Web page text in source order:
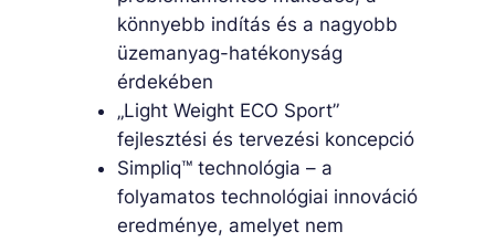
könnyebb indítás és a nagyobb
üzemanyag-hatékonyság
érdekében
„Light Weight ECO Sport”
fejlesztési és tervezési koncepció
Simpliq™ technológia – a
folyamatos technológiai innováció
eredménye, amelyet nem